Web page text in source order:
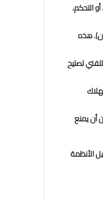
التحكم،
هذه
تصليح
أن يمنع
الأنظمة